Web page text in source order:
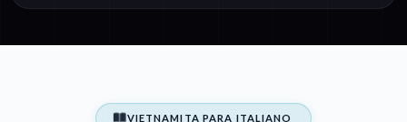
VIETNAMITA PARA ITALIANO